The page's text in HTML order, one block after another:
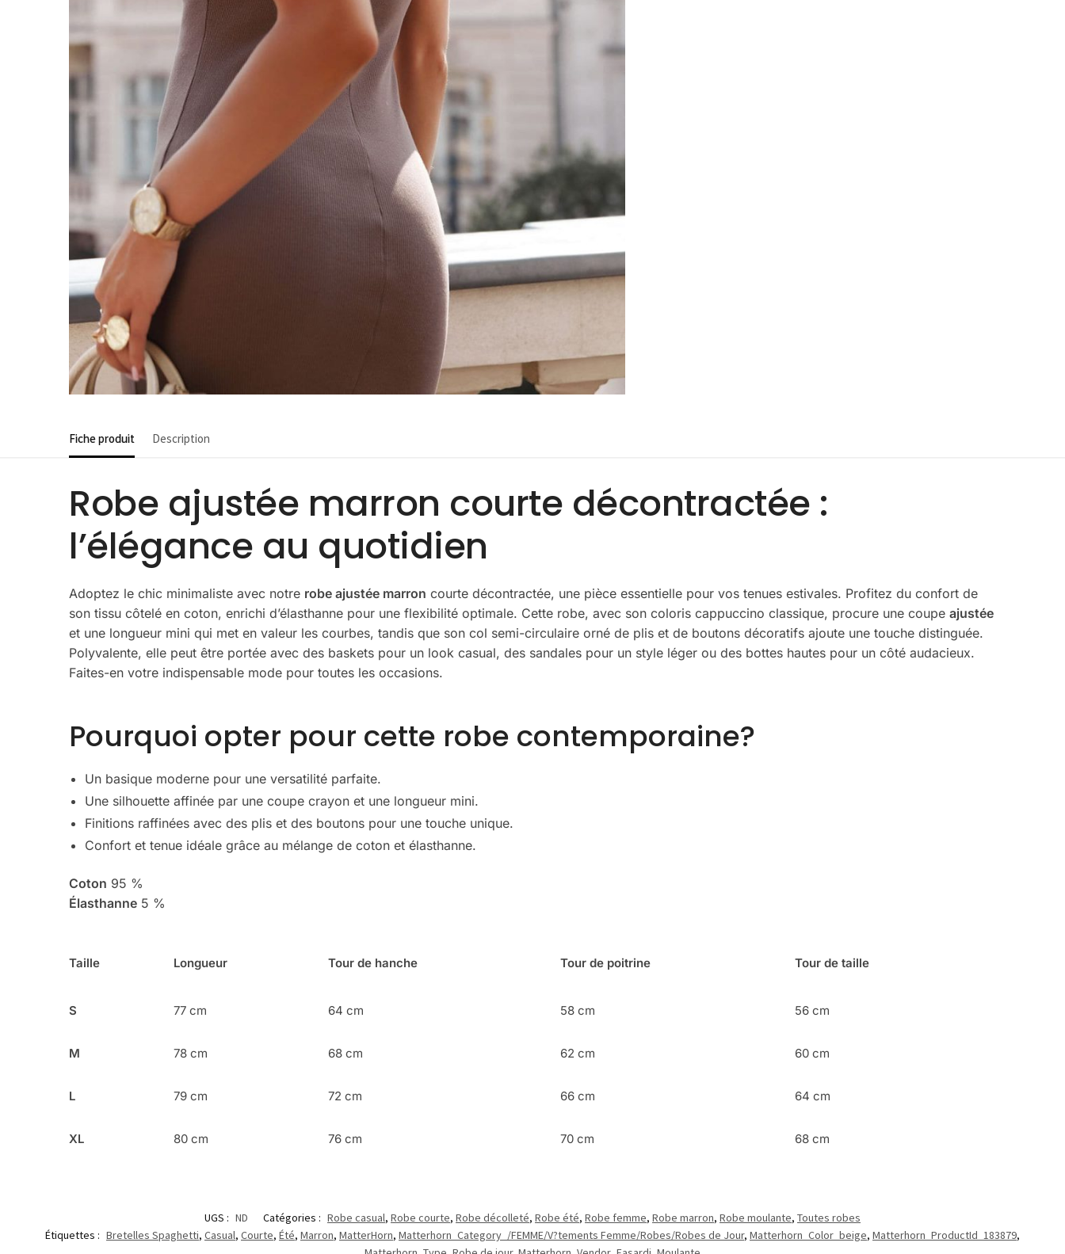
Fiche produit Description
Robe ajustée marron courte décontractée :
l’élégance au quotidien
Adoptez le chic minimaliste avec notre robe ajustée marron courte décontractée, une pièce essentielle pour vos tenues estivales. Profitez du confort de
son tissu côtelé en coton, enrichi d’élasthanne pour une flexibilité optimale. Cette robe, avec son coloris cappuccino classique, procure une coupeajustée
et une longueur mini qui met en valeur les courbes, tandis que son col semi-circulaire orné de plis et de boutons décoratifs ajoute une touche distinguée.
Polyvalente, elle peut être portée avec des baskets pour un look casual, des sandales pour un style léger ou des bottes hautes pour un côté audacieux.
Faites-en votre indispensable mode pour toutes les occasions.
Pourquoi opter pour cette robe contemporaine?
Un basique moderne pour une versatilité parfaite.
Une silhouette affinée par une coupe crayon et une longueur mini.
Finitions raffinées avec des plis et des boutons pour une touche unique.
Confort et tenue idéale grâce au mélange de coton et élasthanne.
Coton 95 %
Élasthanne 5 %
Taille Longueur Tour de hanche Tour de poitrine Tour de taille
S 77 cm 64 cm 58 cm 56 cm
M 78 cm 68 cm 62 cm 60 cm
L 79 cm 72 cm 66 cm 64 cm
XL 80 cm 76 cm 70 cm 68 cm
UGS : ND Catégories : Robe casual, Robe courte, Robe décolleté, Robe été, Robe femme, Robe marron, Robe moulante, Toutes robes
Étiquettes : Bretelles Spaghetti, Casual, Courte, Été, Marron, MatterHorn, Matterhorn_Category_/FEMME/V?tements Femme/Robes/Robes de Jour, Matterhorn_Color_beige, Matterhorn_ProductId_183879,